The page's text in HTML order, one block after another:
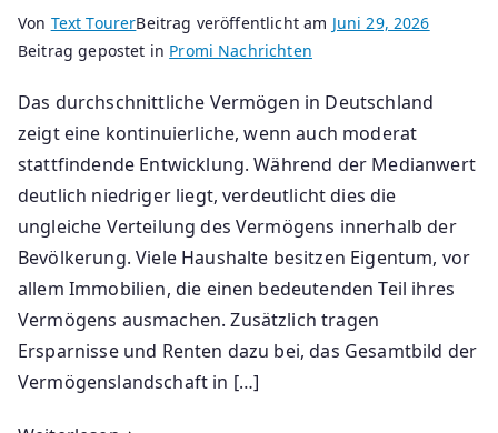
Von Text TourerBeitrag veröffentlicht am Juni 29, 2026
Beitrag gepostet in Promi Nachrichten
Das durchschnittliche Vermögen in Deutschland
zeigt eine kontinuierliche, wenn auch moderat
stattfindende Entwicklung. Während der Medianwert
deutlich niedriger liegt, verdeutlicht dies die
ungleiche Verteilung des Vermögens innerhalb der
Bevölkerung. Viele Haushalte besitzen Eigentum, vor
allem Immobilien, die einen bedeutenden Teil ihres
Vermögens ausmachen. Zusätzlich tragen
Ersparnisse und Renten dazu bei, das Gesamtbild der
Vermögenslandschaft in […]